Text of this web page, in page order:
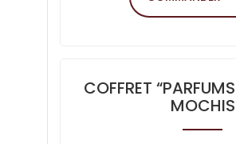
COFFRET
MOCHIS